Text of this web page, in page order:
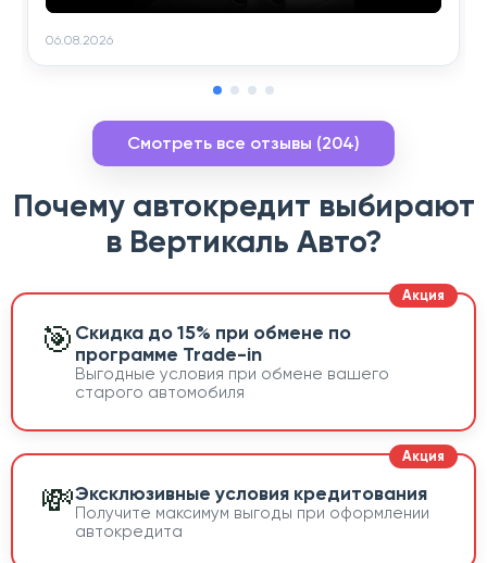
06.08.2026
Смотреть все отзывы (204)
Почему автокредит выбирают
в Вертикаль Авто?
🎯 Скидка до 15% при обмене по
программе Trade-in
Выгодные условия при обмене вашего
старого автомобиля
💸Эксклюзивные условия кредитования
Получите максимум выгоды при оформлении
автокредита